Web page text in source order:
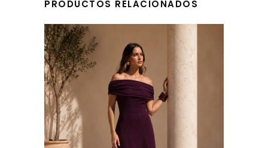
PRODUCTOS RELACIONADOS
Este producto tiene múltiples variantes. Las opciones se pueden elegir en la página de producto